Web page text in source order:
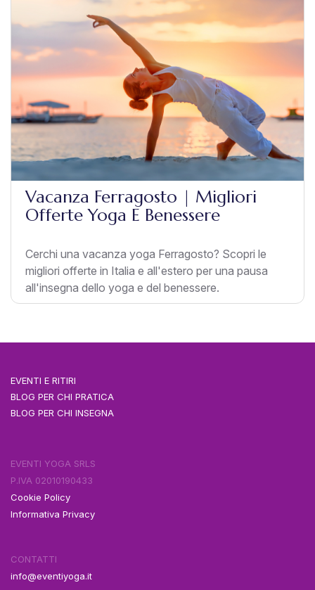
Vacanza Ferragosto | Migliori
Offerte Yoga E Benessere
Cerchi una vacanza yoga Ferragosto? Scopri le
migliori offerte in Italia e all'estero per una pausa
all'insegna dello yoga e del benessere.
EVENTI E RITIRI
BLOG PER CHI PRATICA
BLOG PER CHI INSEGNA
EVENTI YOGA SRLS
P.IVA 02010190433
Cookie Policy
Informativa Privacy
CONTATTI
info@eventiyoga.it